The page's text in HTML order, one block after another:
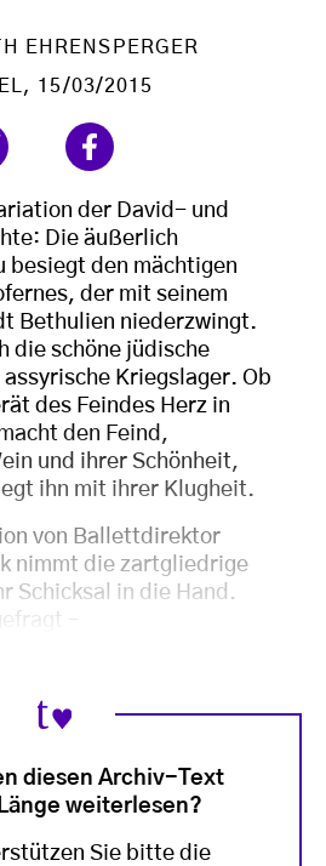
EHRENSPERGER
, 15/03/2015
der David- und
Die äußerlich
besiegt den mächtigen
der mit seinem
Bethulien niederzwingt.
die schöne jüdische
Kriegslager. Ob
des Feindes Herz in
den Feind,
und ihrer Schönheit,
ihn mit ihrer Klugheit.
von Ballettdirektor
nimmt die zartgliedrige
Schicksal in die Hand.
–
diesen Archiv-Text
weiterlesen?
Sie bitte die